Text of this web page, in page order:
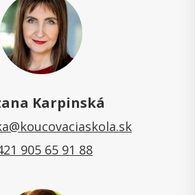
Karpinská
905 65 91 88